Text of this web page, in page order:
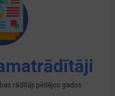
rādītāji pēdējos gados